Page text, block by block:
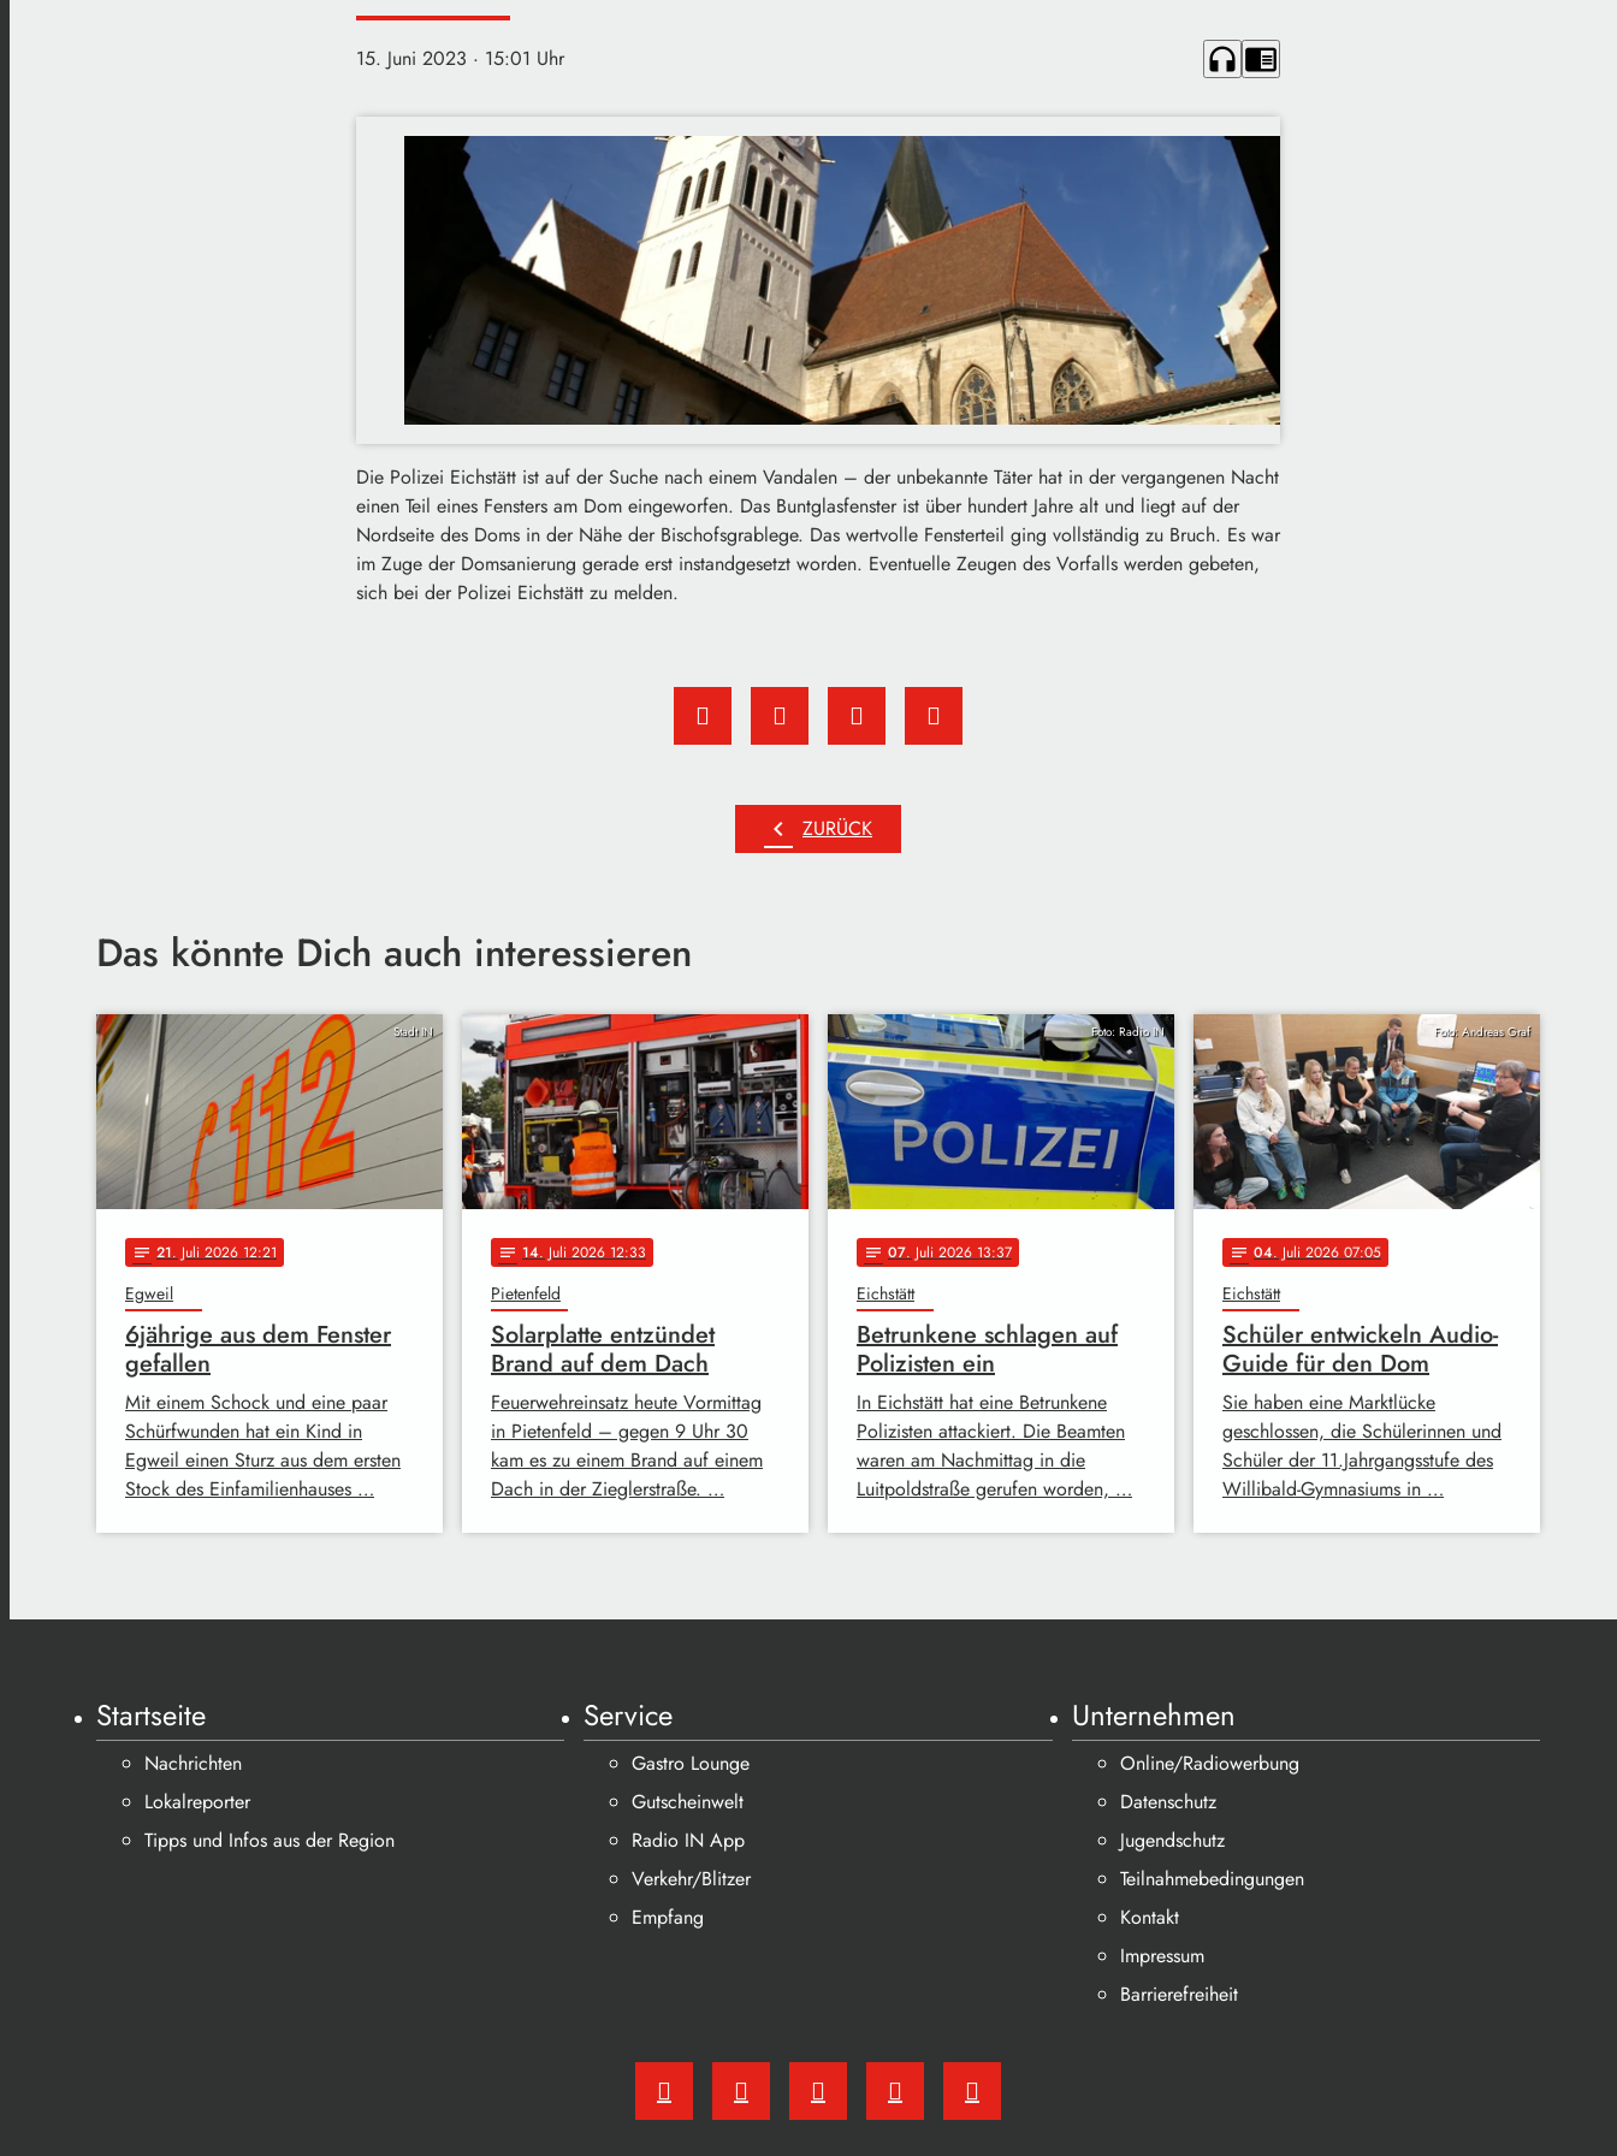
15. Juni 2023 · 15:01 Uhr headphones chrome_reader_mode
Die Polizei Eichstätt ist auf der Suche nach einem Vandalen – der unbekannte Täter hat in der vergangenen Nacht
einen Teil eines Fensters am Dom eingeworfen. Das Buntglasfenster ist über hundert Jahre alt und liegt auf der
Nordseite des Doms in der Nähe der Bischofsgrablege. Das wertvolle Fensterteil ging vollständig zu Bruch. Es war
im Zuge der Domsanierung gerade erst instandgesetzt worden. Eventuelle Zeugen des Vorfalls werden gebeten,
sich bei der Polizei Eichstätt zu melden.
chevron_left ZURÜCK
Das könnte Dich auch interessieren
Stadt IN
notes 21. Juli 2026 12:21
Egweil
6jährige aus dem Fenster
gefallen
Mit einem Schock und eine paar
Schürfwunden hat ein Kind in
Egweil einen Sturz aus dem ersten
Stock des Einfamilienhauses …
notes 14. Juli 2026 12:33
Pietenfeld
Solarplatte entzündet
Brand auf dem Dach
Feuerwehreinsatz heute Vormittag
in Pietenfeld – gegen 9 Uhr 30
kam es zu einem Brand auf einem
Dach in der Zieglerstraße. …
Foto: Radio IN
notes 07. Juli 2026 13:37
Eichstätt
Betrunkene schlagen auf
Polizisten ein
In Eichstätt hat eine Betrunkene
Polizisten attackiert. Die Beamten
waren am Nachmittag in die
Luitpoldstraße gerufen worden, …
Foto: Andreas Graf
notes 04. Juli 2026 07:05
Eichstätt
Schüler entwickeln Audio-
Guide für den Dom
Sie haben eine Marktlücke
geschlossen, die Schülerinnen und
Schüler der 11.Jahrgangsstufe des
Willibald-Gymnasiums in …
Startseite
Nachrichten
Lokalreporter
Tipps und Infos aus der Region
Service
Gastro Lounge
Gutscheinwelt
Radio IN App
Verkehr/Blitzer
Empfang
Unternehmen
Online/Radiowerbung
Datenschutz
Jugendschutz
Teilnahmebedingungen
Kontakt
Impressum
Barrierefreiheit